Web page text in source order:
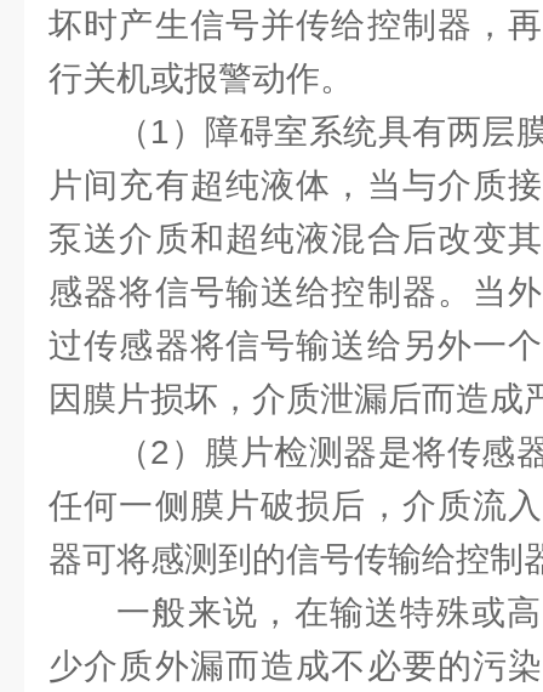
坏时产生信号并传给控制器，
行关机或报警动作。
（1）障碍室系统具有两层
片间充有超纯液体，当与介质
泵送介质和超纯液混合后改变
感器将信号输送给控制器。当
过传感器将信号输送给另外一
因膜片损坏，介质泄漏后而造成
（2）膜片检测器是将传感
任何一侧膜片破损后，介质流
器可将感测到的信号传输给控制
一般来说，在输送特殊或
少介质外漏而造成不必要的污